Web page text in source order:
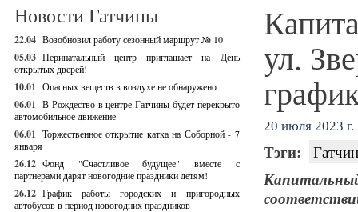
Новости Гатчины
22.04 Возобновил работу сезонный маршрут № 10
05.03 Перинатальный центр приглашает на День
открытых дверей!
10.01 Опасных веществ в воздухе не обнаружено
06.01 В Рождество в центре Гатчины будет перекрыто
автомобильное движение
06.01 Торжественное открытие катка на Соборной - 7
января
26.12 Фонд "Счастливое будущее" вместе с
партнерами дарят новогодние праздники детям!
26.12 График работы городских и пригородных
автобусов в период новогодних праздников
ул.
20 июля 2023 г.
Тэги: